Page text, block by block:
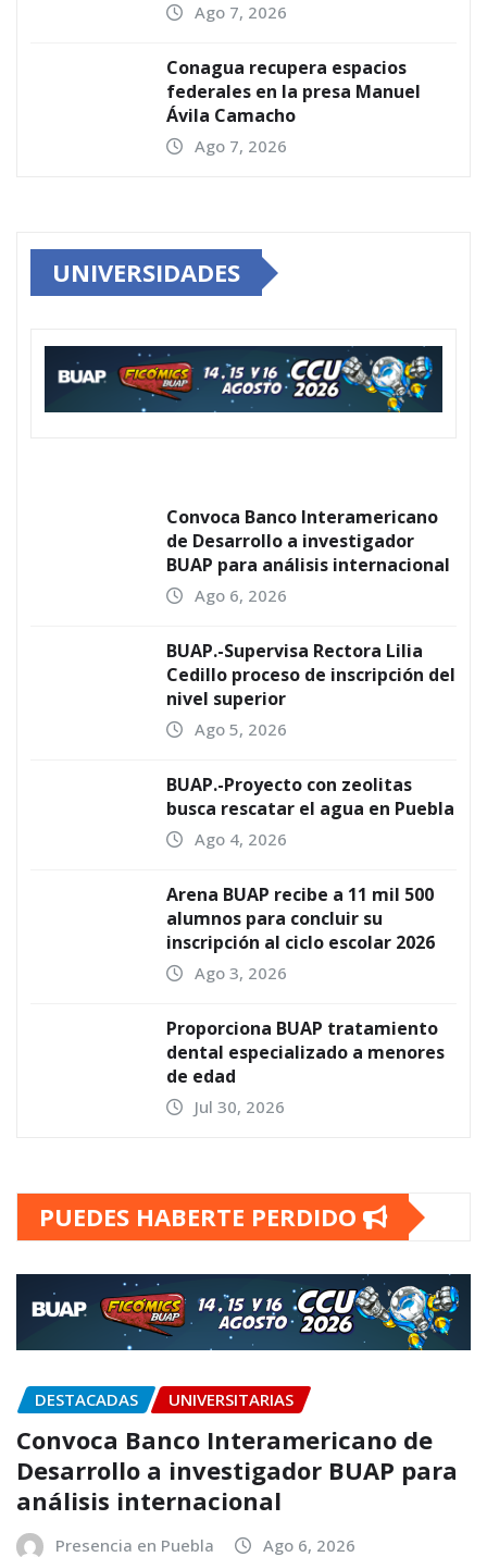
Ago 7, 2026
Conagua recupera espacios
federales en la presa Manuel
Ávila Camacho
Ago 7, 2026
UNIVERSIDADES
Convoca Banco Interamericano
de Desarrollo a investigador
BUAP para análisis internacional
Ago 6, 2026
BUAP.-Supervisa Rectora Lilia
Cedillo proceso de inscripción del
nivel superior
Ago 5, 2026
BUAP.-Proyecto con zeolitas
busca rescatar el agua en Puebla
Ago 4, 2026
Arena BUAP recibe a 11 mil 500
alumnos para concluir su
inscripción al ciclo escolar 2026
Ago 3, 2026
Proporciona BUAP tratamiento
dental especializado a menores
de edad
Jul 30, 2026
PUEDES HABERTE PERDIDO
DESTACADAS UNIVERSITARIAS
Convoca Banco Interamericano de
Desarrollo a investigador BUAP para
análisis internacional
Presencia en Puebla Ago 6, 2026